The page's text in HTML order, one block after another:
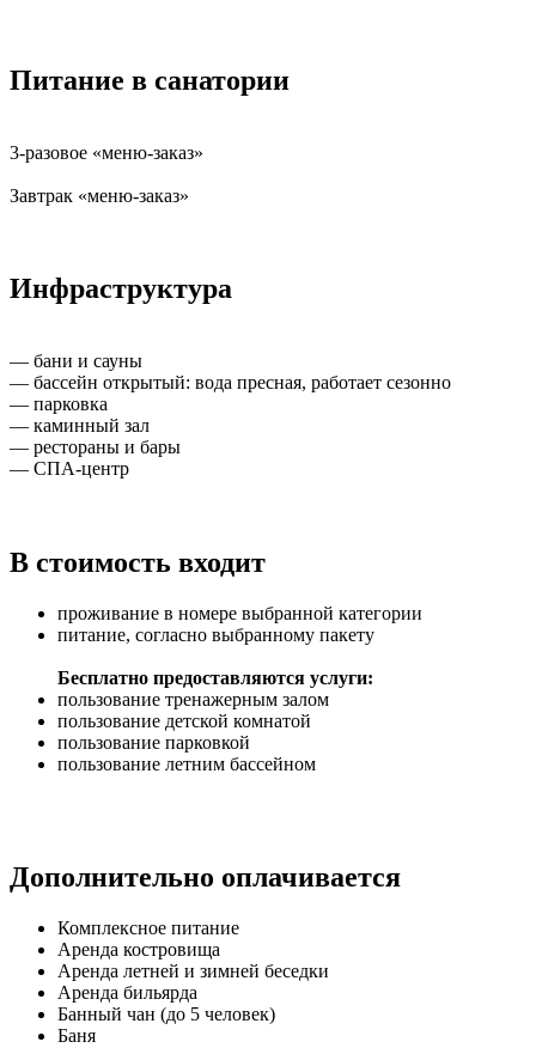
Питание в санатории
3-разовое «меню-заказ»
Завтрак «меню-заказ»
Инфраструктура
— бани и сауны
— бассейн открытый: вода пресная, работает сезонно
— парковка
— каминный зал
— рестораны и бары
— СПА-центр
В стоимость входит
проживание в номере выбранной категории
питание, согласно выбранному пакету
Бесплатно предоставляются услуги:
пользование тренажерным залом
пользование детской комнатой
пользование парковкой
пользование летним бассейном
Дополнительно оплачивается
Комплексное питание
Аренда костровища
Аренда летней и зимней беседки
Аренда бильярда
Банный чан (до 5 человек)
Баня